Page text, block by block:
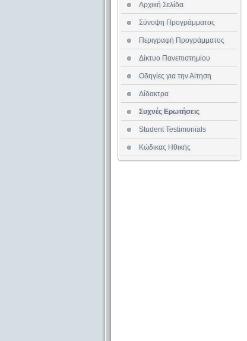
Αρχική Σελίδα
Σύνοψη Προγράμματος
Περιγραφή Προγράμματος
Δίκτυο Πανεπιστημίου
Oδηγίες για την Αίτηση
Δίδακτρα
Συχνές Ερωτήσεις
Student Testimonials
Κώδικας Ηθικής